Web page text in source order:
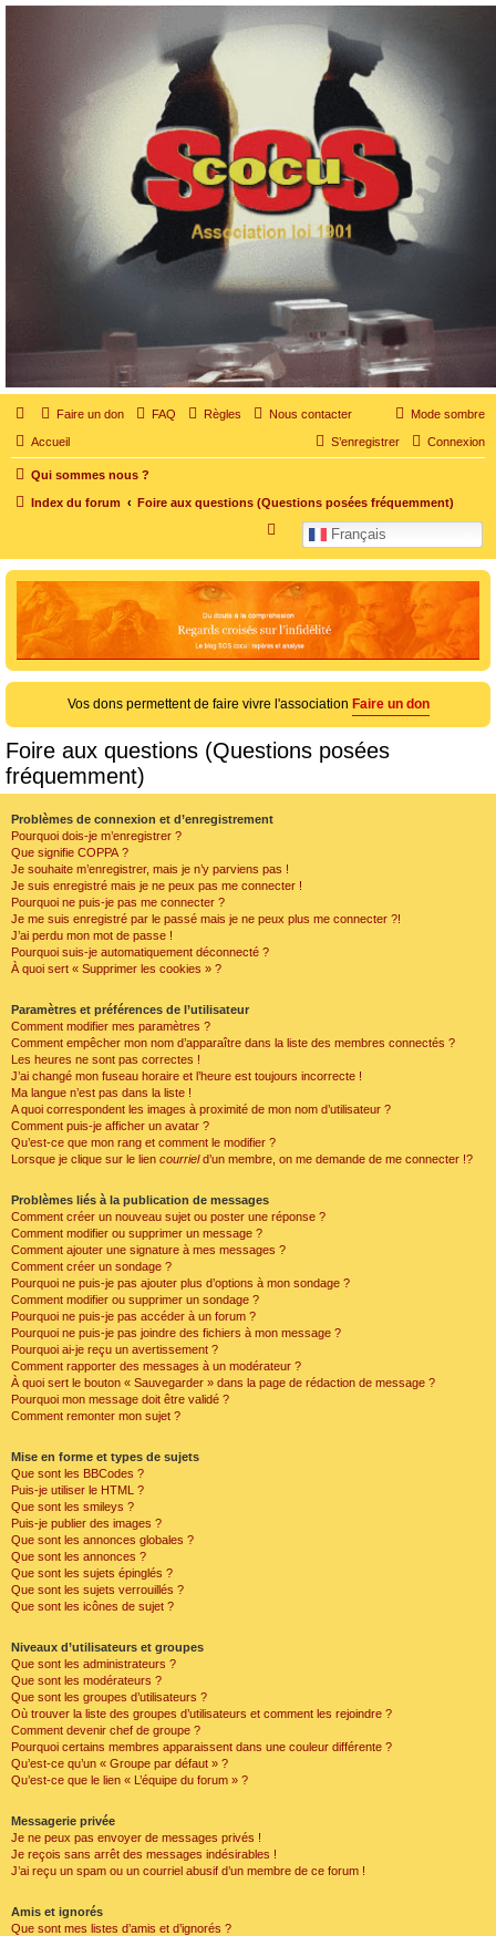
SOS cocu
SOS cocu est une association loi 1901 dont l'objet est le soutien aux victimes d'adultère.
Pouvoir parler, se confier, recevoir un soutien moral pour traverser une situation
personnelle douloureuse
Mode sombre
Faire un don FAQ Règles Nous contacter
Accueil Connexion
S’enregistrer
Qui sommes nous ?
Index du forum Foire aux questions (Questions posées fréquemment)
Français
c
e
r
Vos dons permettent de faire vivre l'association Faire un don
Foire aux questions (Questions posées
fréquemment)
Problèmes de connexion et d’enregistrement
Pourquoi dois-je m’enregistrer ?
Que signifie COPPA ?
Je souhaite m’enregistrer, mais je n’y parviens pas !
Je suis enregistré mais je ne peux pas me connecter !
Pourquoi ne puis-je pas me connecter ?
Je me suis enregistré par le passé mais je ne peux plus me connecter ?!
J’ai perdu mon mot de passe !
Pourquoi suis-je automatiquement déconnecté ?
À quoi sert « Supprimer les cookies » ?
Paramètres et préférences de l’utilisateur
Comment modifier mes paramètres ?
Comment empêcher mon nom d’apparaître dans la liste des membres connectés ?
Les heures ne sont pas correctes !
J’ai changé mon fuseau horaire et l’heure est toujours incorrecte !
Ma langue n’est pas dans la liste !
A quoi correspondent les images à proximité de mon nom d’utilisateur ?
Comment puis-je afficher un avatar ?
Qu’est-ce que mon rang et comment le modifier ?
Lorsque je clique sur le lien courrield’un membre, on me demande de me connecter !?
Problèmes liés à la publication de messages
Comment créer un nouveau sujet ou poster une réponse ?
Comment modifier ou supprimer un message ?
Comment ajouter une signature à mes messages ?
Comment créer un sondage ?
Pourquoi ne puis-je pas ajouter plus d’options à mon sondage ?
Comment modifier ou supprimer un sondage ?
Pourquoi ne puis-je pas accéder à un forum ?
Pourquoi ne puis-je pas joindre des fichiers à mon message ?
Pourquoi ai-je reçu un avertissement ?
Comment rapporter des messages à un modérateur ?
À quoi sert le bouton « Sauvegarder » dans la page de rédaction de message ?
Pourquoi mon message doit être validé ?
Comment remonter mon sujet ?
Mise en forme et types de sujets
Que sont les BBCodes ?
Puis-je utiliser le HTML ?
Que sont les smileys ?
Puis-je publier des images ?
Que sont les annonces globales ?
Que sont les annonces ?
Que sont les sujets épinglés ?
Que sont les sujets verrouillés ?
Que sont les icônes de sujet ?
Niveaux d’utilisateurs et groupes
Que sont les administrateurs ?
Que sont les modérateurs ?
Que sont les groupes d’utilisateurs ?
Où trouver la liste des groupes d’utilisateurs et comment les rejoindre ?
Comment devenir chef de groupe ?
Pourquoi certains membres apparaissent dans une couleur différente ?
Qu’est-ce qu’un « Groupe par défaut » ?
Qu’est-ce que le lien « L’équipe du forum » ?
Messagerie privée
Je ne peux pas envoyer de messages privés !
Je reçois sans arrêt des messages indésirables !
J’ai reçu un spam ou un courriel abusif d’un membre de ce forum !
Amis et ignorés
Que sont mes listes d’amis et d’ignorés ?